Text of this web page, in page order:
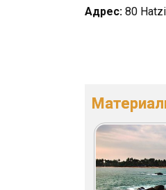
Адрес: 80